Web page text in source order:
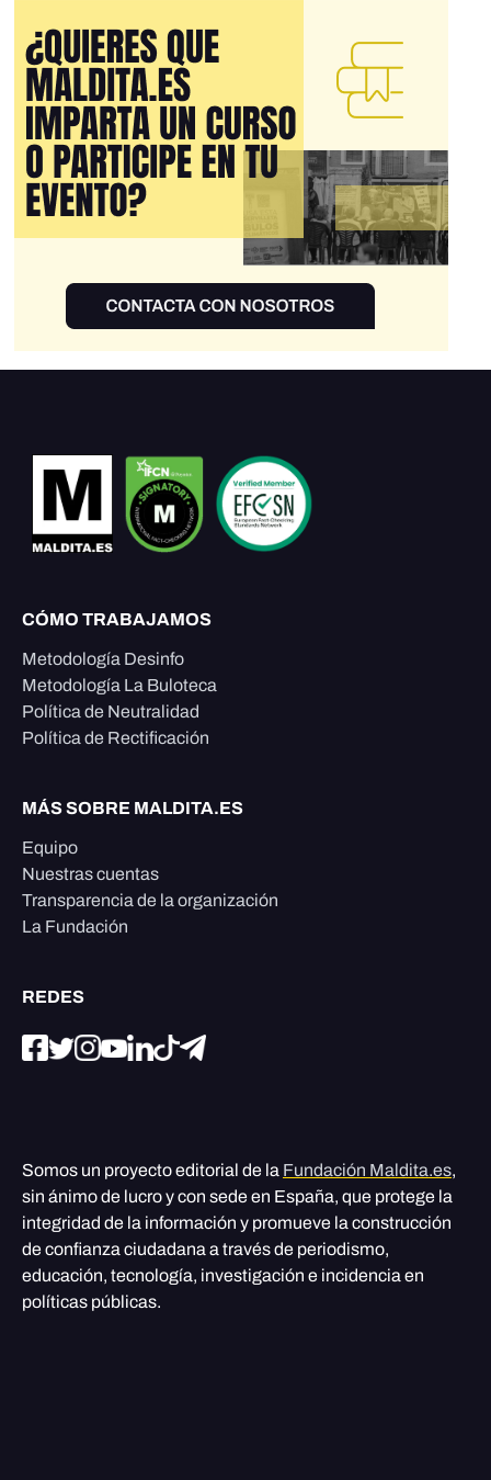
CÓMO TRABAJAMOS
Metodología Desinfo
Metodología La Buloteca
Política de Neutralidad
Política de Rectificación
MÁS SOBRE MALDITA.ES
Equipo
Nuestras cuentas
Transparencia de la organización
La Fundación
REDES
Somos un proyecto editorial de la Fundación Maldita.es,
sin ánimo de lucro y con sede en España, que protege la
integridad de la información y promueve la construcción
de confianza ciudadana a través de periodismo,
educación, tecnología, investigación e incidencia en
políticas públicas.